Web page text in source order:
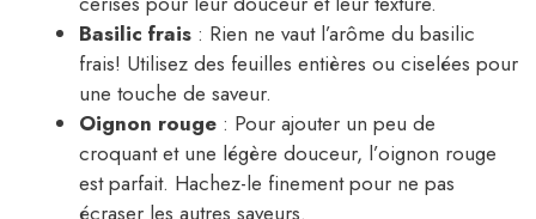
Basilic frais : Rien ne vaut l’arôme du basilic
frais! Utilisez des feuilles entières ou ciselées pour
une touche de saveur.
Oignon rouge : Pour ajouter un peu de
croquant et une légère douceur, l’oignon rouge
est parfait. Hachez-le finement pour ne pas